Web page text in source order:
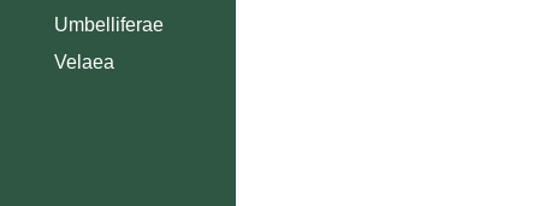
Umbelliferae
Velaea